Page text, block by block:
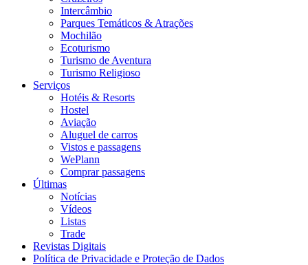
Intercâmbio
Parques Temáticos & Atrações
Mochilão
Ecoturismo
Turismo de Aventura
Turismo Religioso
Serviços
Hotéis & Resorts
Hostel
Aviação
Aluguel de carros
Vistos e passagens
WePlann
Comprar passagens
Últimas
Notícias
Vídeos
Listas
Trade
Revistas Digitais
Política de Privacidade e Proteção de Dados